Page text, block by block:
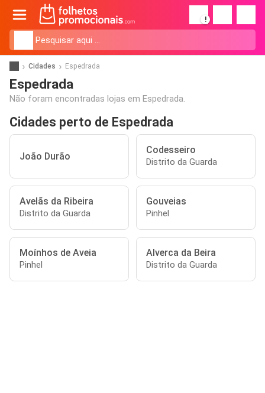
!
Cidades Espedrada
Espedrada
Não foram encontradas lojas em Espedrada.
Cidades perto de Espedrada
João Durão
Codesseiro
Distrito da Guarda
Avelãs da Ribeira
Distrito da Guarda
Gouveias
Pinhel
Moínhos de Aveia
Pinhel
Alverca da Beira
Distrito da Guarda